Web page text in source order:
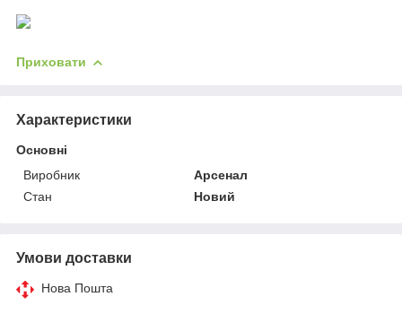
Приховати
Характеристики
Основні
Виробник
Арсенал
Стан
Новий
Умови доставки
Нова Пошта